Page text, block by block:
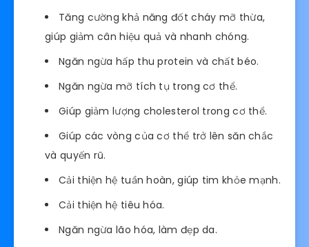
Tăng cường khả năng đốt cháy mỡ thừa,
giúp giảm cân hiệu quả và nhanh chóng.
Ngăn ngừa hấp thu protein và chất béo.
Ngăn ngừa mỡ tích tụ trong cơ thể.
Giúp giảm lượng cholesterol trong cơ thể.
Giúp các vòng của cơ thể trở lên săn chắc
và quyến rũ.
Cải thiện hệ tuần hoàn, giúp tim khỏe mạnh.
Cải thiện hệ tiêu hóa.
Ngăn ngừa lão hóa, làm đẹp da.